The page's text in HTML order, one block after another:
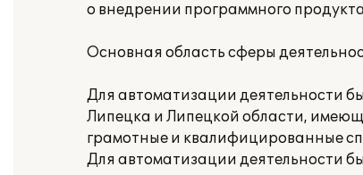
о внедрении программного продукта
Основная область сферы
Для автоматизации деятельности
Липецка и Липецкой области,
грамотные и квалифицированные
Для автоматизации деятельности